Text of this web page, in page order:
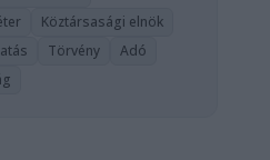
Köztársasági elnök
Törvény
Adó